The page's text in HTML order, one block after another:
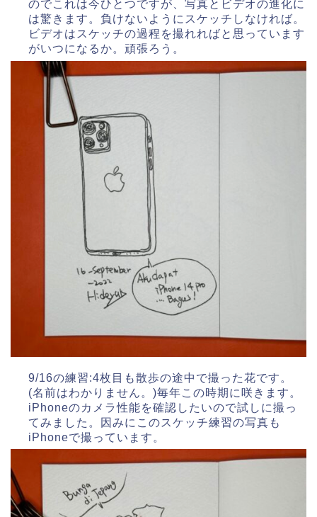
のでこれは今ひとつですが、写真とビデオの進化に
は驚きます。負けないようにスケッチしなければ。
ビデオはスケッチの過程を撮れればと思っています
がいつになるか。頑張ろう。
9/16の練習:4枚目も散歩の途中で撮った花です。
(名前はわかりません。)毎年この時期に咲きます。
iPhoneのカメラ性能を確認したいので試しに撮っ
てみました。因みにこのスケッチ練習の写真も
iPhoneで撮っています。